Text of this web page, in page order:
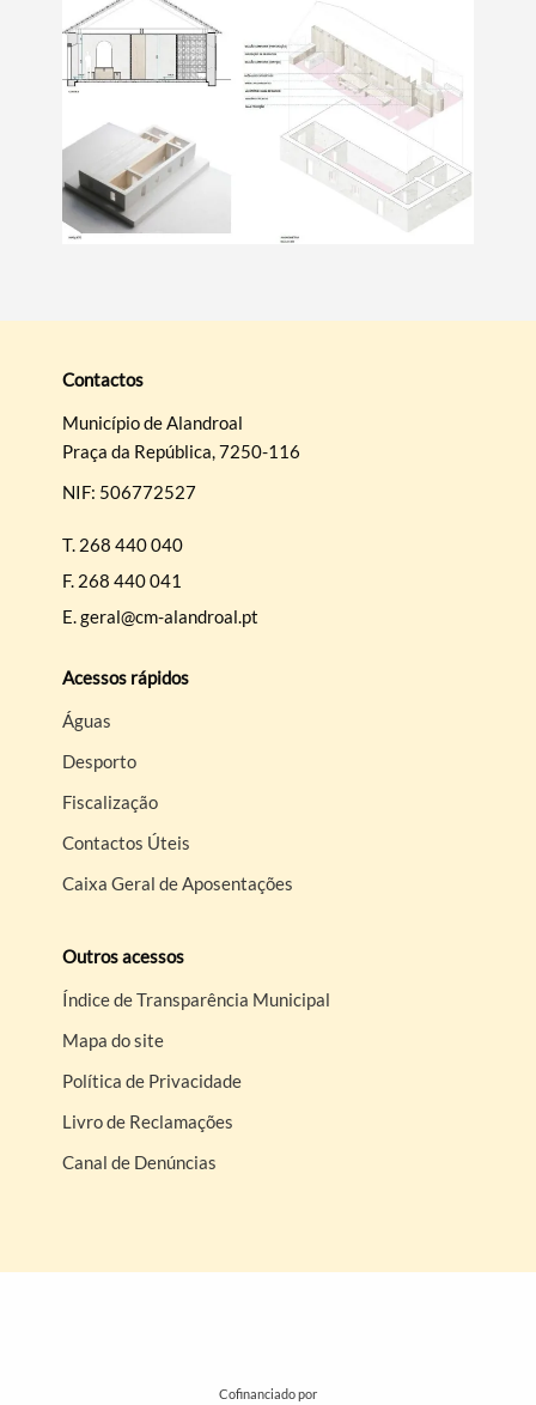
Contactos
Município de Alandroal
Praça da República, 7250-116
NIF: 506772527
T. 268 440 040
F. 268 440 041
E.geral@cm-alandroal.pt
Acessos rápidos
Águas
Desporto
Fiscalização
Contactos Úteis
Caixa Geral de Aposentações
Outros acessos
Índice de Transparência Municipal
Mapa do site
Política de Privacidade
Livro de Reclamações
Canal de Denúncias
Cofinanciado por